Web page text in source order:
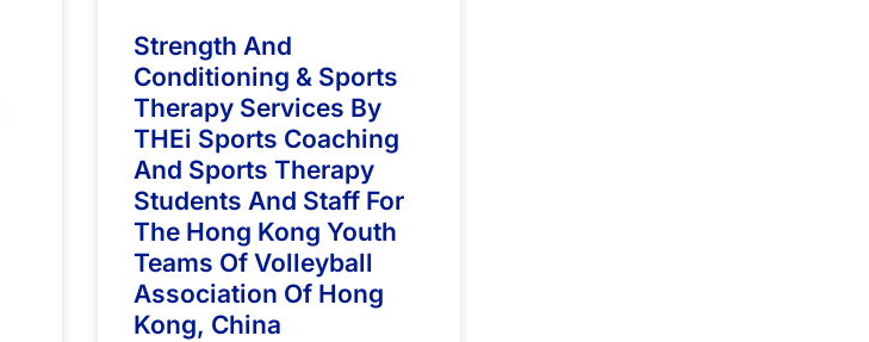
Strength And
Conditioning & Sports
Therapy Services By
THEi Sports Coaching
And Sports Therapy
Students And Staff For
The Hong Kong Youth
Teams Of Volleyball
Association Of Hong
Kong, China